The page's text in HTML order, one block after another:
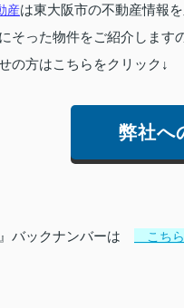
産は東大阪市の不動産情報
そった物件をご紹介します
の方はこちらをクリック↓
弊社へ
』バックナンバーは こ